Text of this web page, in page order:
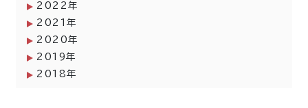
2022年
2021年
2020年
2019年
2018年